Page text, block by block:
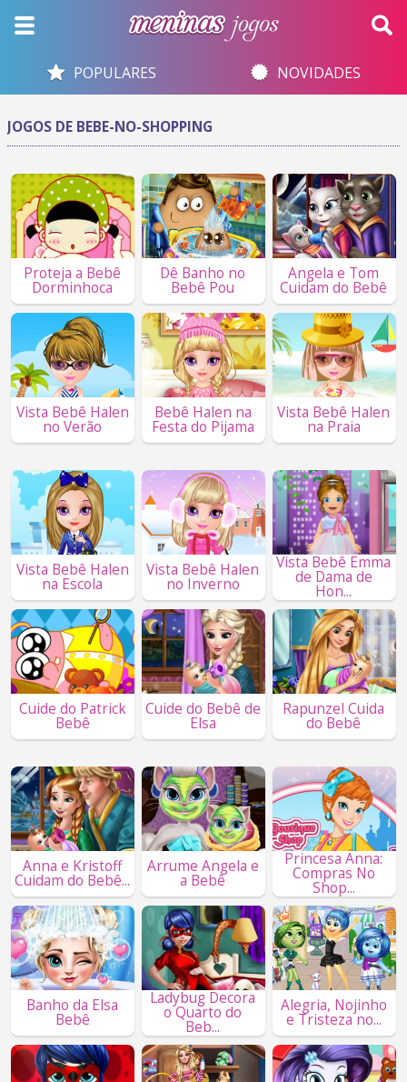
POPULARES NOVIDADES
JOGOS DE BEBE-NO-SHOPPING
Proteja a Bebê
Dorminhoca
Dê Banho no
Bebê Pou
Angela e Tom
Cuidam do Bebê
Vista Bebê Halen
no Verão
Bebê Halen na
Festa do Pijama
Vista Bebê Halen
na Praia
Vista Bebê Halen
na Escola
Vista Bebê Halen
no Inverno
Vista Bebê Emma
de Dama de
Hon...
Cuide do Patrick
Bebê
Cuide do Bebê de
Elsa
Rapunzel Cuida
do Bebê
Anna e Kristoff
Cuidam do Bebê...
Arrume Angela e
a Bebê
Princesa Anna:
Compras No
Shop...
Banho da Elsa
Bebê
Ladybug Decora
o Quarto do
Beb...
Alegria, Nojinho
e Tristeza no...